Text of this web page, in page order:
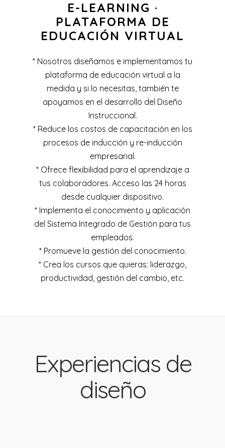
E-LEARNING ·
PLATAFORMA DE
EDUCACIÓN VIRTUAL
* Nosotros diseñamos e implementamos tu
plataforma de educación virtual a la
medida y si lo necesitas, también te
apoyamos en el desarrollo del Diseño
Instruccional.
* Reduce los costos de capacitación en los
procesos de inducción y re-inducción
empresarial.
* Ofrece flexibilidad para el aprendizaje a
tus colaboradores. Acceso las 24 horas
desde cualquier dispositivo.
* Implementa el conocimiento y aplicación
del Sistema Integrado de Gestión para tus
empleados.
* Promueve la gestión del conocimiento.
* Crea los cursos que quieras: liderazgo,
productividad, gestión del cambio, etc.
Experiencias de
diseño